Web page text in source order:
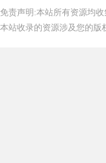
免责声明:本站所有资源均
本站收录的资源涉及您的